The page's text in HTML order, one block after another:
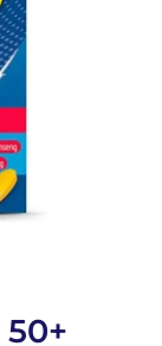
50+